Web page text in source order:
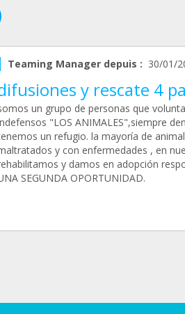
Teaming Manager depuis : 30/01/
y rescate 4
un grupo de personas que
"LOS ANIMALES",siempre
un refugio. la mayoría de
y con enfermedades , en
y damos en adopción
SEGUNDA OPORTUNIDAD.